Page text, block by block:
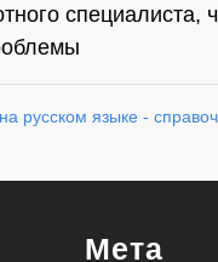
специалиста,
Мета